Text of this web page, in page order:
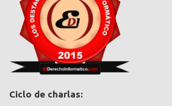
Ciclo de charlas: